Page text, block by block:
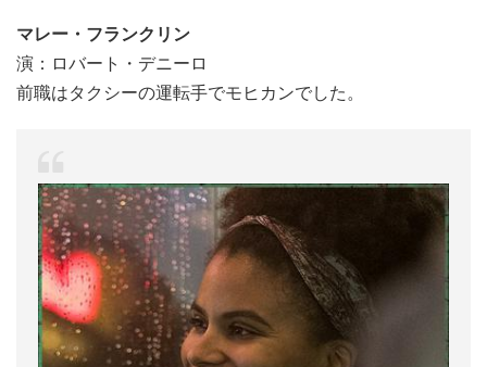
マレー・フランクリン
演：ロバート・デニーロ
前職はタクシーの運転手でモヒカンでした。